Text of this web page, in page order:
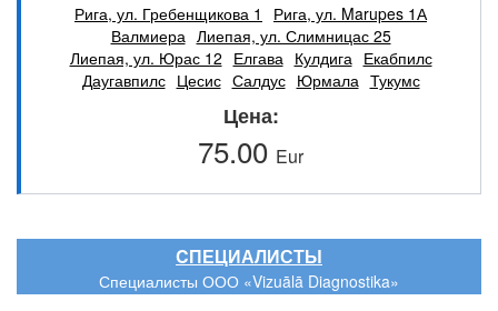
Рига, ул. Гребенщикова 1
Рига, ул. Marupes 1А
Валмиера Лиепая, ул. Слимницас 25
Лиепая, ул. Юрас 12 Елгава Кулдига Екабпилс
Даугавпилс Цесис Салдус Юрмала Тукумс
Цена
75.00 Eur
CПЕЦИАЛИСТЫ
Специалисты ООО «Vizuālā Diagnostika»